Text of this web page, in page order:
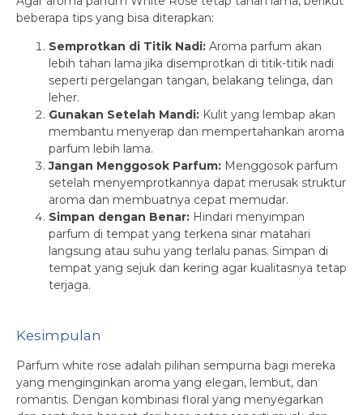
beberapa tips yang bisa diterapkan:
Semprotkan di Titik Nadi: Aroma parfum akan
lebih tahan lama jika disemprotkan di titik-titik nadi
seperti pergelangan tangan, belakang telinga, dan
leher.
Gunakan Setelah Mandi: Kulit yang lembap akan
membantu menyerap dan mempertahankan aroma
parfum lebih lama.
Jangan Menggosok Parfum: Menggosok parfum
setelah menyemprotkannya dapat merusak struktur
aroma dan membuatnya cepat memudar.
Simpan dengan Benar: Hindari menyimpan
parfum di tempat yang terkena sinar matahari
langsung atau suhu yang terlalu panas. Simpan di
tempat yang sejuk dan kering agar kualitasnya tetap
terjaga.
Kesimpulan
Parfum white rose adalah pilihan sempurna bagi mereka
yang menginginkan aroma yang elegan, lembut, dan
romantis. Dengan kombinasi floral yang menyegarkan